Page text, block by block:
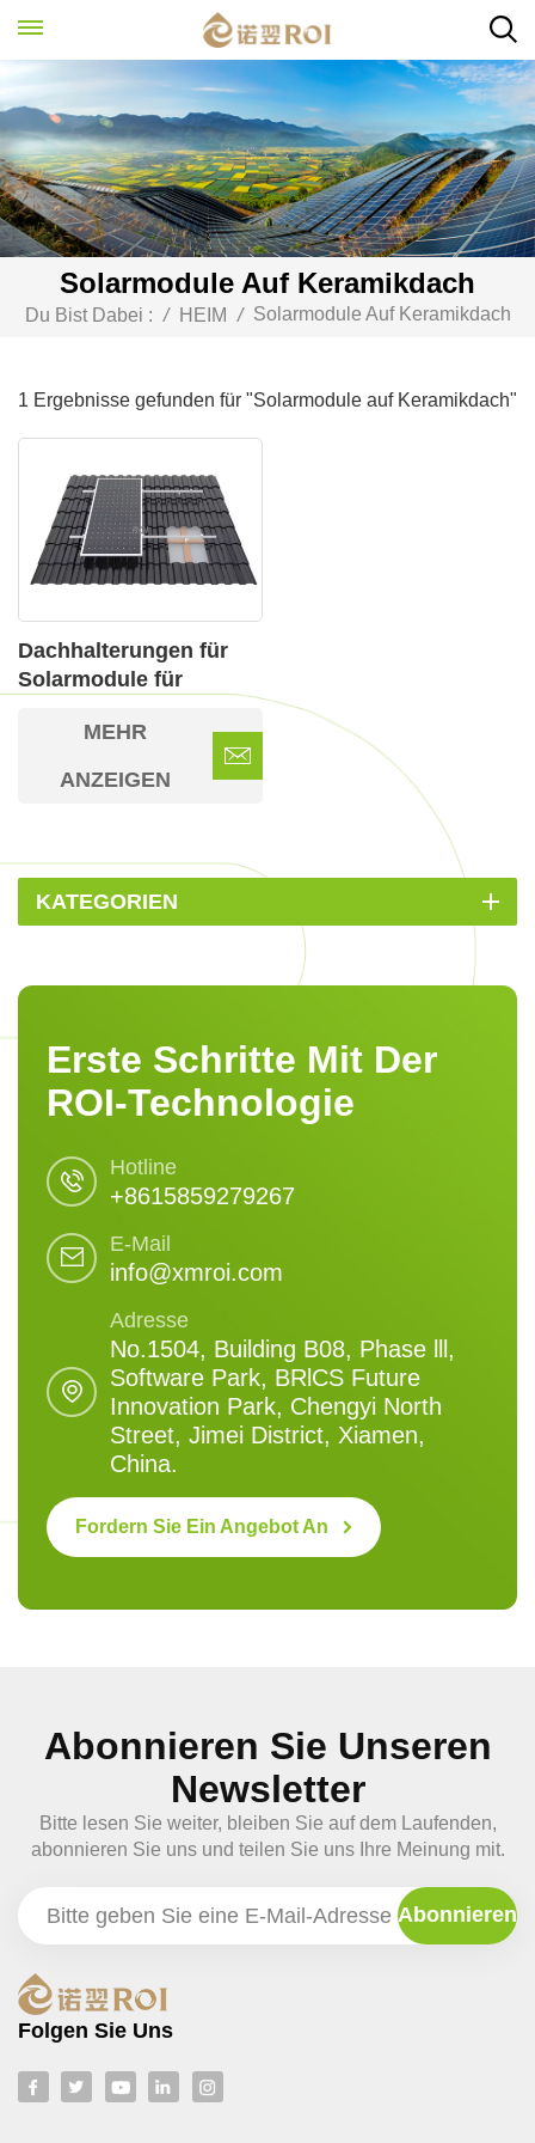
Solarmodule Auf Keramikdach
Du Bist Dabei : / HEIM / Solarmodule Auf Keramikdach
1 Ergebnisse gefunden für "Solarmodule auf Keramikdach"
Dachhalterungen für
Solarmodule für
MEHR
ANZEIGEN
KATEGORIEN
Erste Schritte Mit Der
ROI-Technologie
Hotline
+8615859279267
E-Mail
info@xmroi.com
Adresse
No.1504, Building B08, Phase lll,
Software Park, BRlCS Future
Innovation Park, Chengyi North
Street, Jimei District, Xiamen,
China.
Fordern Sie Ein Angebot An
Abonnieren Sie Unseren
Newsletter
Bitte lesen Sie weiter, bleiben Sie auf dem Laufenden,
abonnieren Sie uns und teilen Sie uns Ihre Meinung mit.
Folgen Sie Uns